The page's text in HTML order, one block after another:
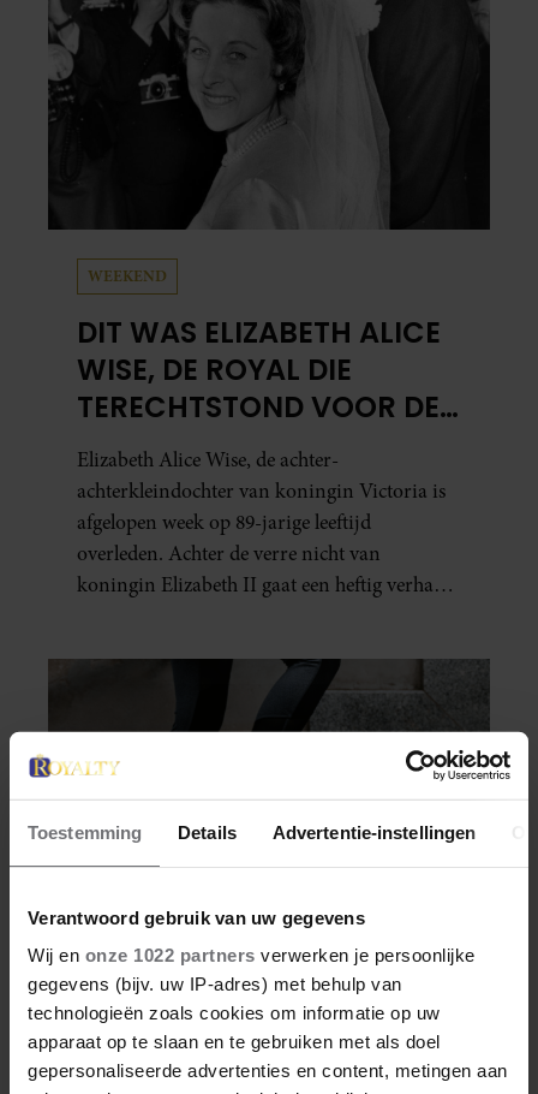
Toestemming Details Advertentie-instellingen
Verantwoord gebruik van uw gegevens
Wij en onze 1022 partners verwerken je persoonlijke
gegevens (bijv. uw IP-adres) met behulp van
technologieën zoals cookies om informatie op uw
apparaat op te slaan en te gebruiken met als doel
gepersonaliseerde advertenties en content, metingen aan
WEEKEND
DIT WAS ELIZABETH ALICE
WISE, DE ROYAL DIE
TERECHTSTOND VOOR DE
DOOD VAN HAAR BABY
Elizabeth Alice Wise, de achter-
achterkleindochter van koningin Victoria is
afgelopen week op 89-jarige leeftijd
overleden. Achter de verre nicht van
koningin Elizabeth II gaat een heftig verhaal
SANTE
DÍT IS WAAROM